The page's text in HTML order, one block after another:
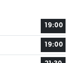
19:00
19:00